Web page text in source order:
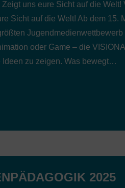
uns eure Sicht auf die Welt!
Sicht auf die Welt! Ab dem 15.
Jugendmedienwettbewerb
oder Game – die
Ideen zu zeigen. Was bewegt…
2025